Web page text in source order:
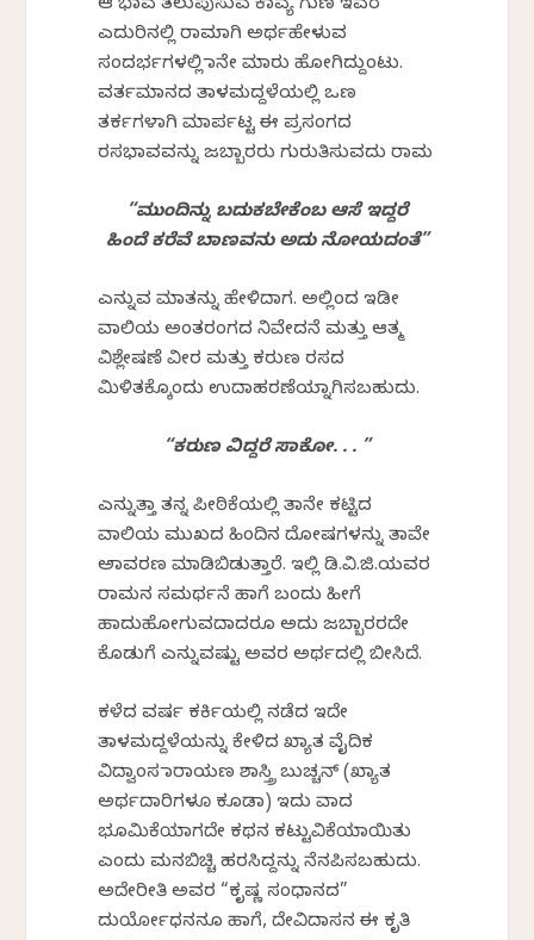
ಆ ಭಾವ ತಲುಪುಸುವ ಕಾವ್ಯ ಗುಣ ಇವರ
ಎದುರಿನಲ್ಲಿ ರಾಮನಾಗಿ ಅರ್ಥಹೇಳುವ
ಸಂದರ್ಭಗಳಲ್ಲಿ ನಾನೇ ಮಾರು ಹೋಗಿದ್ದುಂಟು.
ವರ್ತಮಾನದ ತಾಳಮದ್ದಳೆಯಲ್ಲಿ ಒಣ
ತರ್ಕಗಳಾಗಿ ಮಾರ್ಪಟ್ಟ ಈ ಪ್ರಸಂಗದ
ರಸಭಾವವನ್ನು ಜಬ್ಬಾರರು ಗುರುತಿಸುವದು ರಾಮ
“ಮುಂದಿನ್ನು ಬದುಕಬೇಕೆಂಬ ಆಸೆ ಇದ್ದರೆ
ಹಿಂದೆ ಕರೆವೆ ಬಾಣವನು ಅದು ನೋಯದಂತೆ”
ಎನ್ನುವ ಮಾತನ್ನು ಹೇಳಿದಾಗ. ಅಲ್ಲಿಂದ ಇಡೀ
ವಾಲಿಯ ಅಂತರಂಗದ ನಿವೇದನೆ ಮತ್ತು ಆತ್ಮ
ವಿಶ್ಲೇಷಣೆ ವೀರ ಮತ್ತು ಕರುಣ ರಸದ
ಮಿಳಿತಕ್ಕೊಂದು ಉದಾಹರಣೆಯನ್ನಾಗಿಸಬಹುದು.
“ಕರುಣ ವಿದ್ದರೆ ಸಾಕೋ. . . ”
ಎನ್ನುತ್ತಾ ತನ್ನ ಪೀಠಿಕೆಯಲ್ಲಿ ತಾನೇ ಕಟ್ಟಿದ
ವಾಲಿಯ ಮುಖದ ಹಿಂದಿನ ದೋಷಗಳನ್ನು ತಾವೇ
ಅನಾವರಣ ಮಾಡಿಬಿಡುತ್ತಾರೆ. ಇಲ್ಲಿ ಡಿ.ವಿ.ಜಿ.ಯವರ
ರಾಮನ ಸಮರ್ಥನೆ ಹಾಗೆ ಬಂದು ಹೀಗೆ
ಹಾದುಹೋಗುವದಾದರೂ ಅದು ಜಬ್ಬಾರರದೇ
ಕೊಡುಗೆ ಎನ್ನುವಷ್ಟು ಅವರ ಅರ್ಥದಲ್ಲಿ ಬೀಸಿದೆ.
ಕಳೆದ ವರ್ಷ ಕರ್ಕಿಯಲ್ಲಿ ನಡೆದ ಇದೇ
ತಾಳಮದ್ದಳೆಯನ್ನು ಕೇಳಿದ ಖ್ಯಾತ ವೈದಿಕ
ವಿದ್ವಾಂಸ ನಾರಾಯಣ ಶಾಸ್ತ್ರಿ ಬುಚ್ಚನ್ (ಖ್ಯಾತ
ಅರ್ಥದಾರಿಗಳೂ ಕೂಡಾ) ಇದು ವಾದ
ಭೂಮಿಕೆಯಾಗದೇ ಕಥನ ಕಟ್ಟುವಿಕೆಯಾಯಿತು
ಎಂದು ಮನಬಿಚ್ಚಿ ಹರಸಿದ್ದನ್ನು ನೆನಪಿಸಬಹುದು.
ಅದೇರೀತಿ ಅವರ “ಕೃಷ್ಣ ಸಂಧಾನದ”
ದುರ್ಯೋಧನನೂ ಹಾಗೆ, ದೇವಿದಾಸನ ಈ ಕೃತಿ